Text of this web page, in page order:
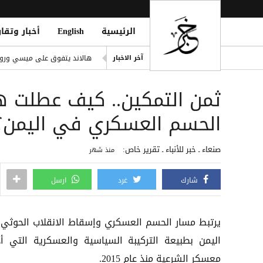
الرئيسية English أخبار
آخر الاخبار
هالاند يتفوق على ميسي
ضبط امرأتين بحوزتهما
سيرجي روبيرتو يطير إلى
حملة حشد حوثية واسعة في
ثمن التمكين.. كيف عطلت
الحسم العسكري في
صنعاء ـ خبر للأنباء ـ تقرير خاص: منذ شهر
شارك غرد ارسل
يرتبط مسار الحسم العسكري وإسقاط الانقلاب
اليمن بطبيعة التركيبة السياسية والعسكرية التي
معسكر الشرعية منذ عام 2015.